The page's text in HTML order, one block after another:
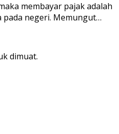
membayar pajak adalah
pada negeri. Memungut…
dimuat.